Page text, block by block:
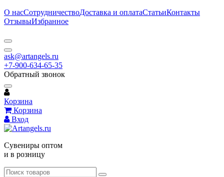
О насСотрудничествоДоставка и оплатаСтатьиКонтакты
ОтзывыИзбранное
ask@artangels.ru
+7-900-634-65-35
Обратный звонок
Корзина
Корзина
Вход
Сувениры оптом
и в розницу